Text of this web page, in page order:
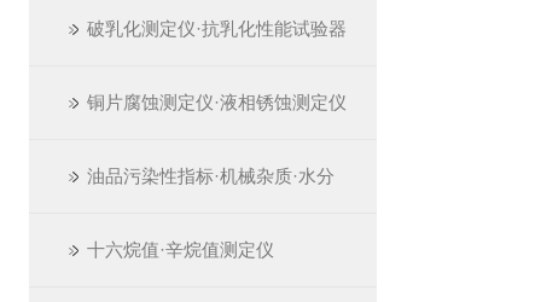
破乳化测定仪·抗乳化性能试验器
铜片腐蚀测定仪·液相锈蚀测定仪
油品污染性指标·机械杂质·水分
十六烷值·辛烷值测定仪